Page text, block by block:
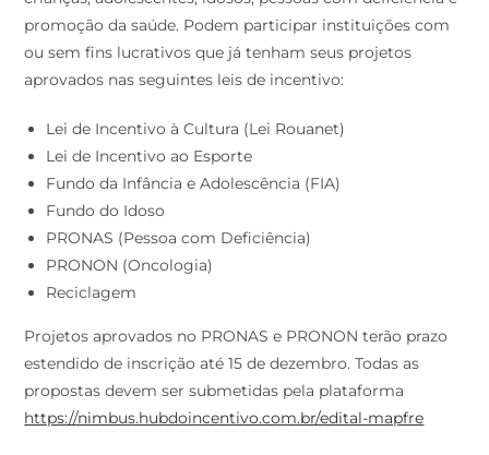
promoção da saúde. Podem participar instituições com
ou sem fins lucrativos que já tenham seus projetos
aprovados nas seguintes leis de incentivo:
Lei de Incentivo à Cultura (Lei Rouanet)
Lei de Incentivo ao Esporte
Fundo da Infância e Adolescência (FIA)
Fundo do Idoso
PRONAS (Pessoa com Deficiência)
PRONON (Oncologia)
Reciclagem
Projetos aprovados no PRONAS e PRONON terão prazo
estendido de inscrição até 15 de dezembro. Todas as
propostas devem ser submetidas pela plataforma
https://nimbus.hubdoincentivo.com.br/edital-mapfre